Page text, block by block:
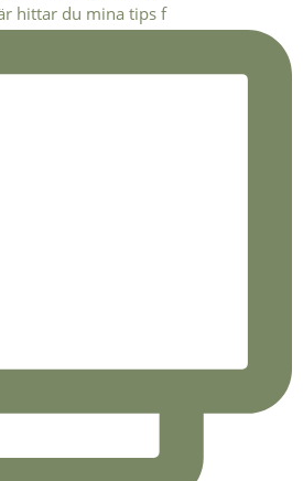
hittar du mina tips f